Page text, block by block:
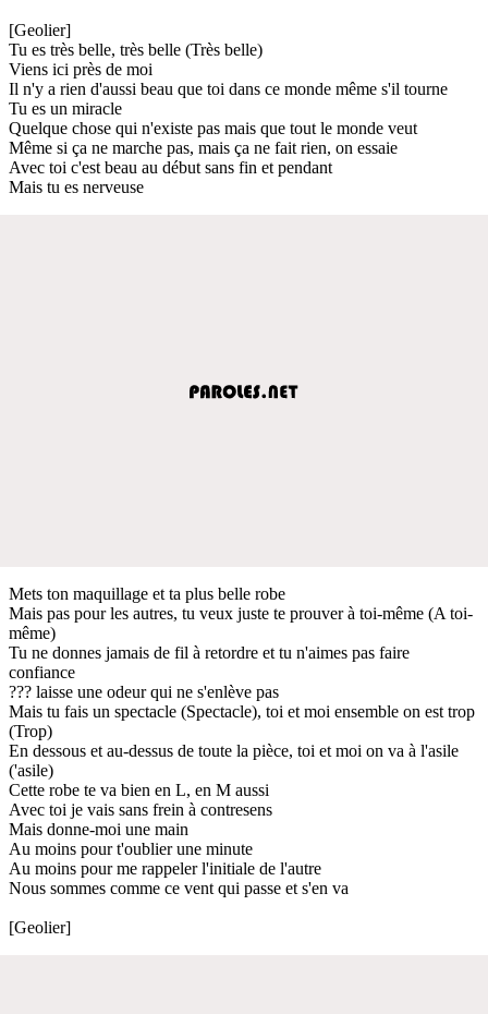
[Geolier]
Tu es très belle, très belle (Très belle)
Viens ici près de moi
Il n'y a rien d'aussi beau que toi dans ce monde même s'il tourne
Tu es un miracle
Quelque chose qui n'existe pas mais que tout le monde veut
Même si ça ne marche pas, mais ça ne fait rien, on essaie
Avec toi c'est beau au début sans fin et pendant
Mais tu es nerveuse
Mets ton maquillage et ta plus belle robe
Mais pas pour les autres, tu veux juste te prouver à toi-même (A toi-
même)
Tu ne donnes jamais de fil à retordre et tu n'aimes pas faire
confiance
??? laisse une odeur qui ne s'enlève pas
Mais tu fais un spectacle (Spectacle), toi et moi ensemble on est trop
(Trop)
En dessous et au-dessus de toute la pièce, toi et moi on va à l'asile
('asile)
Cette robe te va bien en L, en M aussi
Avec toi je vais sans frein à contresens
Mais donne-moi une main
Au moins pour t'oublier une minute
Au moins pour me rappeler l'initiale de l'autre
Nous sommes comme ce vent qui passe et s'en va
[Geolier]